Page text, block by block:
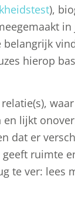
),
in
hierop
lijkt
dat er
ruimte
te ver: lees